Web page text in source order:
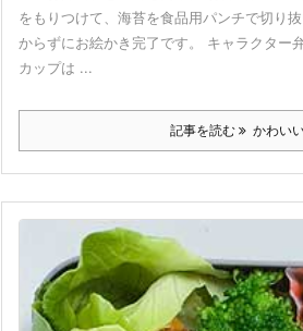
をもりつけて、海苔を食品用パンチで切り
からずにお絵かき完了です。 キャラクター
カップは ...
記事を読む かわい